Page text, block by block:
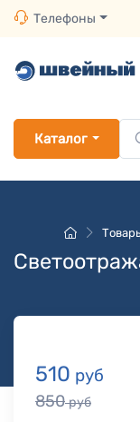
Телефоны
Каталог
510 руб
850руб